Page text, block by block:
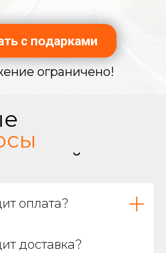
майка
ограничено!
с подарками
оплата?
доставка?